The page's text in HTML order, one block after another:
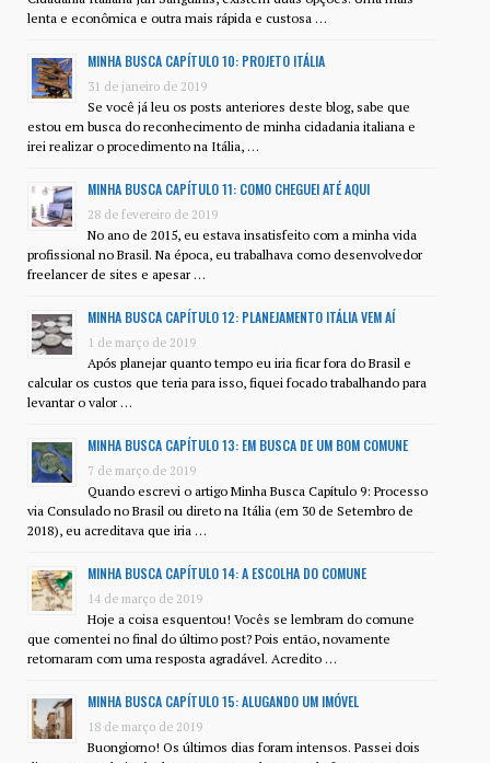
lenta e econômica e outra mais rápida e custosa …
MINHA BUSCA CAPÍTULO 10: PROJETO ITÁLIA
31 de janeiro de 2019
Se você já leu os posts anteriores deste blog, sabe que
estou em busca do reconhecimento de minha cidadania italiana e
irei realizar o procedimento na Itália, …
MINHA BUSCA CAPÍTULO 11: COMO CHEGUEI ATÉ AQUI
28 de fevereiro de 2019
No ano de 2015, eu estava insatisfeito com a minha vida
profissional no Brasil. Na época, eu trabalhava como desenvolvedor
freelancer de sites e apesar …
MINHA BUSCA CAPÍTULO 12: PLANEJAMENTO ITÁLIA VEM AÍ
1 de março de 2019
Após planejar quanto tempo eu iria ficar fora do Brasil e
calcular os custos que teria para isso, fiquei focado trabalhando para
levantar o valor …
MINHA BUSCA CAPÍTULO 13: EM BUSCA DE UM BOM COMUNE
7 de março de 2019
Quando escrevi o artigo Minha Busca Capítulo 9: Processo
via Consulado no Brasil ou direto na Itália (em 30 de Setembro de
2018), eu acreditava que iria …
MINHA BUSCA CAPÍTULO 14: A ESCOLHA DO COMUNE
14 de março de 2019
Hoje a coisa esquentou! Vocês se lembram do comune
que comentei no final do último post? Pois então, novamente
retornaram com uma resposta agradável. Acredito …
MINHA BUSCA CAPÍTULO 15: ALUGANDO UM IMÓVEL
18 de março de 2019
Buongiorno! Os últimos dias foram intensos. Passei dois